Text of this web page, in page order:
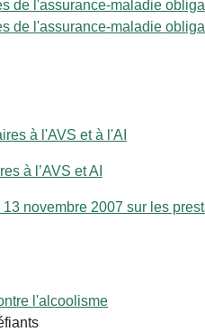
de l'assurance-maladie
de l'assurance-maladie
à l'AVS et à l'AI
à l’AVS et AI
novembre 2007 sur les
l'alcoolisme